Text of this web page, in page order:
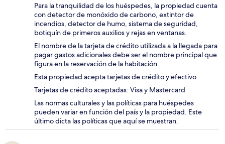
Para la tranquilidad de los huéspedes, la propiedad cuenta
con detector de monóxido de carbono, extintor de
incendios, detector de humo, sistema de seguridad,
botiquín de primeros auxilios y rejas en ventanas.
El nombre de la tarjeta de crédito utilizada a la llegada para
pagar gastos adicionales debe ser el nombre principal que
figura en la reservación de la habitación.
Esta propiedad acepta tarjetas de crédito y efectivo.
Tarjetas de crédito aceptadas: Visa y Mastercard
Las normas culturales y las políticas para huéspedes
pueden variar en función del país y la propiedad. Este
último dicta las políticas que aquí se muestran.